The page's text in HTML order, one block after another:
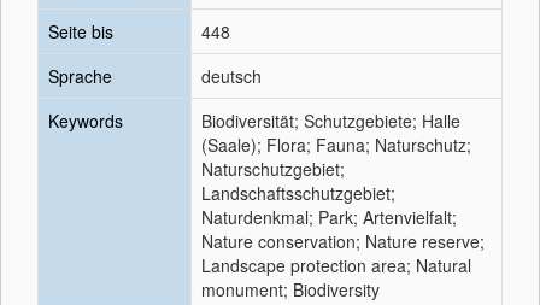
Seite bis
448
Sprache
deutsch
Keywords
Biodiversität; Schutzgebiete; Halle
(Saale); Flora; Fauna; Naturschutz;
Naturschutzgebiet;
Landschaftsschutzgebiet;
Naturdenkmal; Park; Artenvielfalt;
Nature conservation; Nature reserve;
Landscape protection area; Natural
monument; Biodiversity